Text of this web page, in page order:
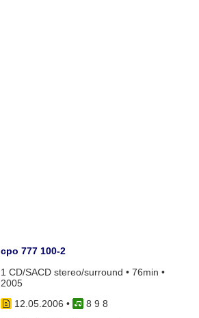
cpo 777 100-2
1 CD/SACD stereo/surround • 76min •
2005
12.05.2006 •
8 9 8